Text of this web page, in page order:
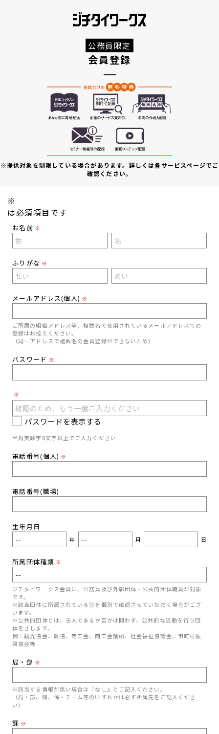
公務員限定
会員登録
※提供対象を制限している場合があります。詳しくは各サービスページでご
確認ください。
※
は必須項目です
お名前 ※
ふりがな ※
メールアドレス(個人) ※
ご所属の組織アドレス等、複数名で使用されているメールアドレスでの
登録はお控えください。
（同一アドレスで複数名の会員登録ができないため）
パスワード ※
※
パスワードを表示する
半角英数字8文字以上でご入力ください
電話番号(個人) ※
電話番号(職場)
生年月日
年 月 日
所属団体種類 ※
ジチタイワークス会員は、公務員及び外郭団体・公共的団体職員が対象
です。
※該当団体に所属されている旨を個別で確認させていただく場合がござ
います。
※公共的団体とは、法人であるか否かは問わず、公共的な活動を行う団
体をさします。
例：観光協会、農協、商工会、商工会議所、社会福祉協議会、市町村振
興協会等
局・部 ※
※該当する情報が無い場合は『なし』とご記入ください。
（局・部、課、係・チーム等のいずれかは必ず所属先をご記入くださ
い）
課 ※